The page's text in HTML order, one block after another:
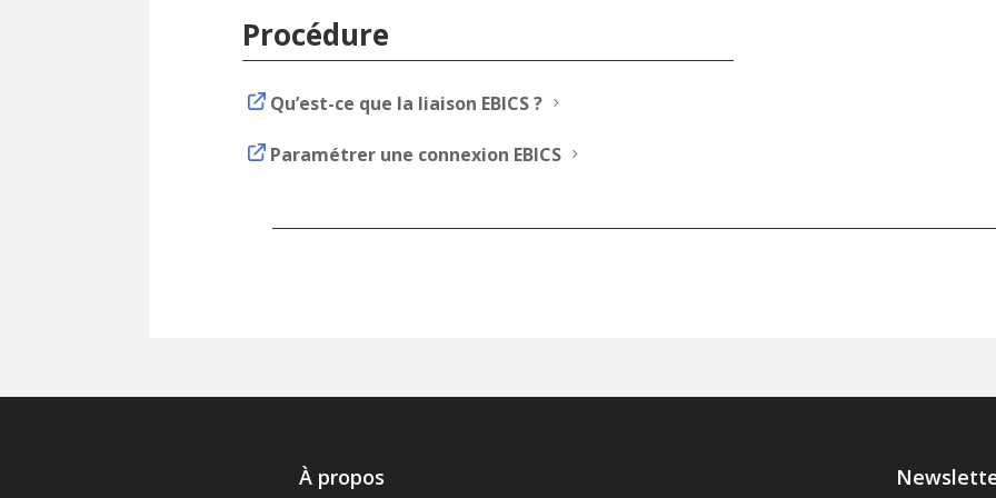
Procédure
Qu’est-ce que la liaison EBICS ? 5
Paramétrer une connexion EBICS 5
À propos